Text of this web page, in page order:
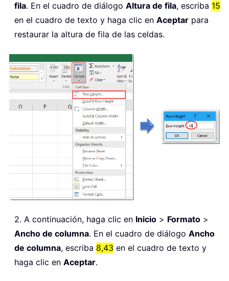
fila. En el cuadro de diálogo Altura de fila, escriba 15
en el cuadro de texto y haga clic en Aceptar para
restaurar la altura de fila de las celdas.
2. A continuación, haga clic en Inicio > Formato >
Ancho de columna. En el cuadro de diálogo Ancho
de columna, escriba 8,43 en el cuadro de texto y
haga clic en Aceptar.